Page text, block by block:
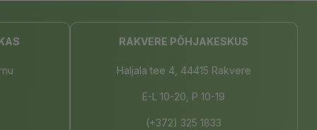
RAKVERE PÕHJAKESKUS
Haljala tee 4, 44415 Rakvere
E-L 10-20, P 10-19
(+372) 325 1833